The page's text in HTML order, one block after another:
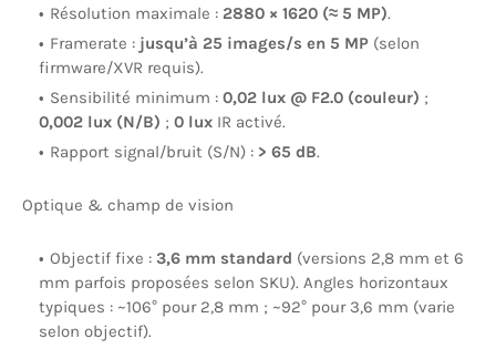
Résolution maximale : 2880 × 1620 (≈ 5 MP).
Framerate : jusqu’à 25 images/s en 5 MP (selon
firmware/XVR requis).
Sensibilité minimum : 0,02 lux @ F2.0 (couleur) ;
0,002 lux (N/B) ; 0 lux IR activé.
Rapport signal/bruit (S/N) : > 65 dB.
Optique & champ de vision
Objectif fixe : 3,6 mm standard (versions 2,8 mm et 6
mm parfois proposées selon SKU). Angles horizontaux
typiques : ~106° pour 2,8 mm ; ~92° pour 3,6 mm (varie
selon objectif).